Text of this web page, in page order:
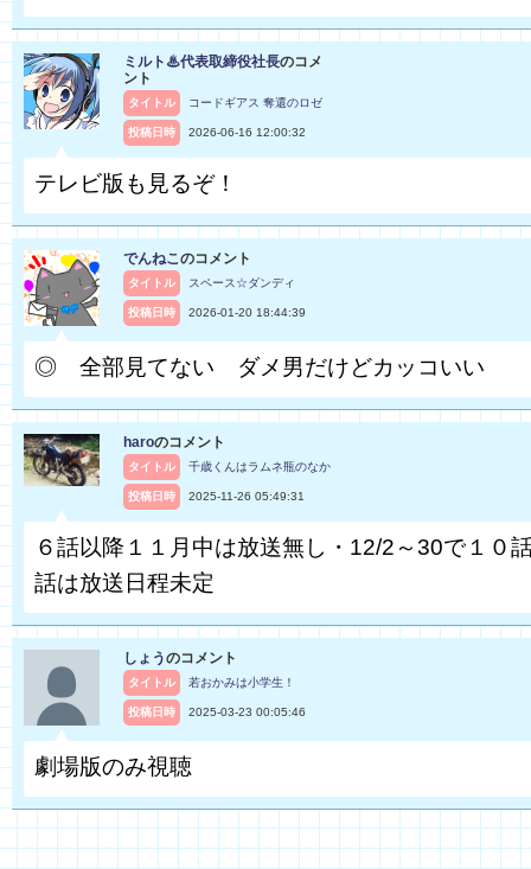
ミルト♨代表取締役社長のコメ
ント
タイトル コードギアス 奪還のロゼ
投稿日時 2026-06-16 12:00:32
テレビ版も見るぞ！
でんねこのコメント
タイトル スペース☆ダンディ
投稿日時 2026-01-20 18:44:39
◎ 全部見てない ダメ男だけどカッコいい
haroのコメント
タイトル 千歳くんはラムネ瓶のなか
投稿日時 2025-11-26 05:49:31
６話以降１１月中は放送無し・12/2～30で１０
話は放送日程未定
しょうのコメント
タイトル 若おかみは小学生！
投稿日時 2025-03-23 00:05:46
劇場版のみ視聴